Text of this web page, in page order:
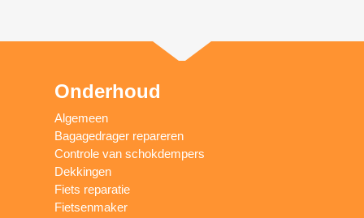
Onderhoud
Algemeen
Bagagedrager repareren
Controle van schokdempers
Dekkingen
Fiets reparatie
Fietsenmaker